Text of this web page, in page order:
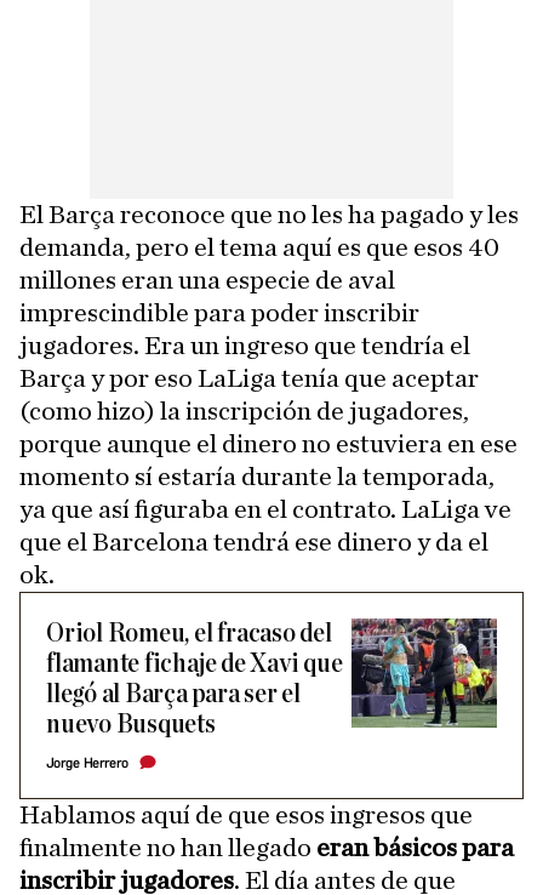
El Barça reconoce que no les ha pagado y les
demanda, pero el tema aquí es que esos 40
millones eran una especie de aval
imprescindible para poder inscribir
jugadores. Era un ingreso que tendría el
Barça y por eso LaLiga tenía que aceptar
(como hizo) la inscripción de jugadores,
porque aunque el dinero no estuviera en ese
momento sí estaría durante la temporada,
ya que así figuraba en el contrato. LaLiga ve
que el Barcelona tendrá ese dinero y da el
ok.
Oriol Romeu, el fracaso del
flamante fichaje de Xavi que
llegó al Barça para ser el
nuevo Busquets
Jorge Herrero
Hablamos aquí de que esos ingresos que
finalmente no han llegado eran básicos para
inscribir jugadores. El día antes de que